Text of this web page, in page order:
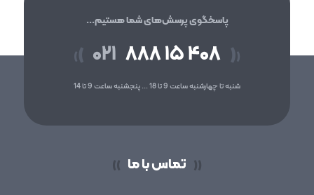
پاسخگوی پرسش‌های شما هستیم...
(( ۰۲۱ ۸۸۸ ۱۵ ۴۰۸ ))
شنبه تا چهارشنبه ساعت 9 تا 18 ... پنجشنبه ساعت 9 تا 14
(( تماس با ما ))